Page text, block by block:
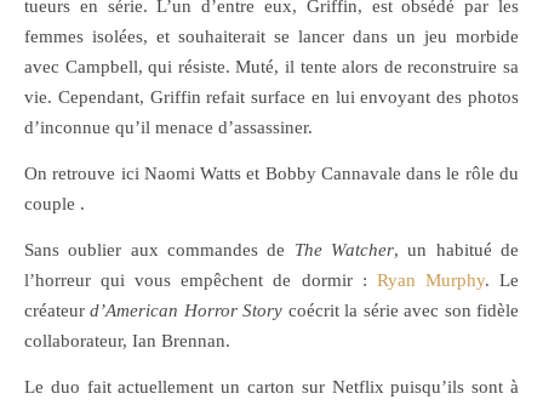
tueurs en série. L’un d’entre eux, Griffin, est obsédé par les
femmes isolées, et souhaiterait se lancer dans un jeu morbide
avec Campbell, qui résiste. Muté, il tente alors de reconstruire sa
vie. Cependant, Griffin refait surface en lui envoyant des photos
d’inconnue qu’il menace d’assassiner.
On retrouve ici Naomi Watts et Bobby Cannavale dans le rôle du
couple .
Sans oublier aux commandes de The Watcher, un habitué de
l’horreur qui vous empêchent de dormir : Ryan Murphy. Le
créateurd’American Horror Story coécrit la série avec son fidèle
collaborateur, Ian Brennan.
Le duo fait actuellement un carton sur Netflix puisqu’ils sont à